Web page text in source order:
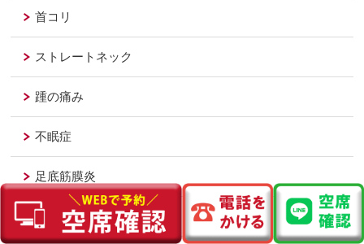
首コリ
ストレートネック
踵の痛み
不眠症
足底筋膜炎
テニス肘